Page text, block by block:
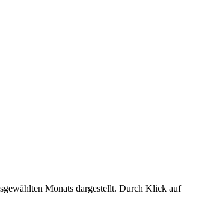
Monats dargestellt. Durch Klick auf